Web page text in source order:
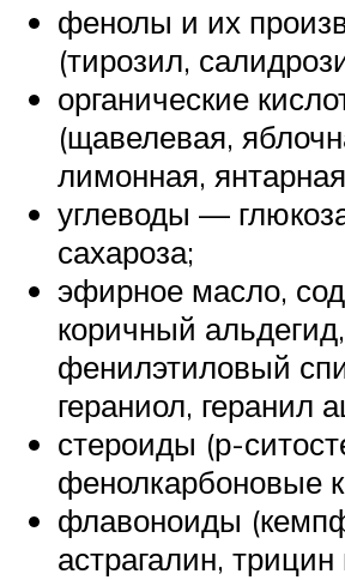
фенолы и их
(тирозил,
органические
(щавелевая,
лимонная,
углеводы —
сахароза;
эфирное масло,
коричный
фенилэтиловый
гераниол, геранил
стероиды (р-
фенолкарбоновые
флавоноиды
астрагалин, трицин